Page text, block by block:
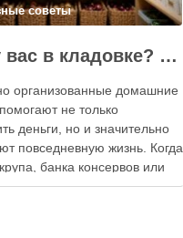
советы
Что у вас в кладовке? Секреты эффективного планирования запасов
организованные домашние
не только
деньги, но и значительно
повседневную жизнь. Когда
банка консервов или
бытовой химии находятся